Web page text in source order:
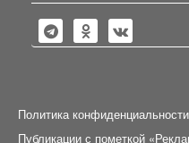
Политика конфиденциальности
Публикации с пометкой